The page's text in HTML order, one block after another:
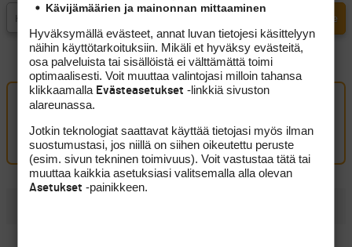
Oma kommentti
Kirjaudu sisään kommentoidaksesi
Kävijämäärien ja mainonnan mittaaminen
Hyväksymällä evästeet, annat luvan tietojesi käsittelyyn
näihin käyttötarkoituksiin. Mikäli et hyväksy evästeitä,
osa palveluista tai sisällöistä ei välttämättä toimi
optimaalisesti. Voit muuttaa valintojasi milloin tahansa
klikkaamalla Evästeasetukset -linkkiä sivuston
alareunassa.
Jotkin teknologiat saattavat käyttää tietojasi myös ilman
suostumustasi, jos niillä on siihen oikeutettu peruste
(esim. sivun tekninen toimivuus). Voit vastustaa tätä tai
muuttaa kaikkia asetuksiasi valitsemalla alla olevan
Asetukset -painikkeen.